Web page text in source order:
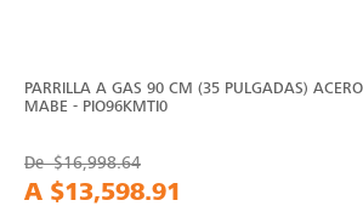
PARRILLA A GAS 90 CM (35 PULGADAS)
MABE - PIO96KMTI0
De$16,998.64
A $13,598.91